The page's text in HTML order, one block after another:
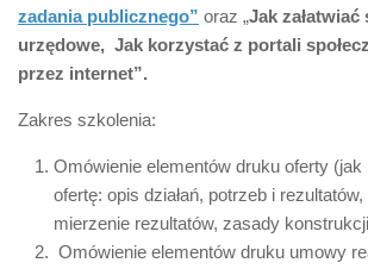
zadania publicznego” oraz „Jak załatwiać
urzędowe, Jak korzystać z portali
przez internet”.
Zakres szkolenia:
Omówienie elementów druku oferty (jak
ofertę: opis działań, potrzeb i
mierzenie rezultatów, zasady
Omówienie elementów druku umowy